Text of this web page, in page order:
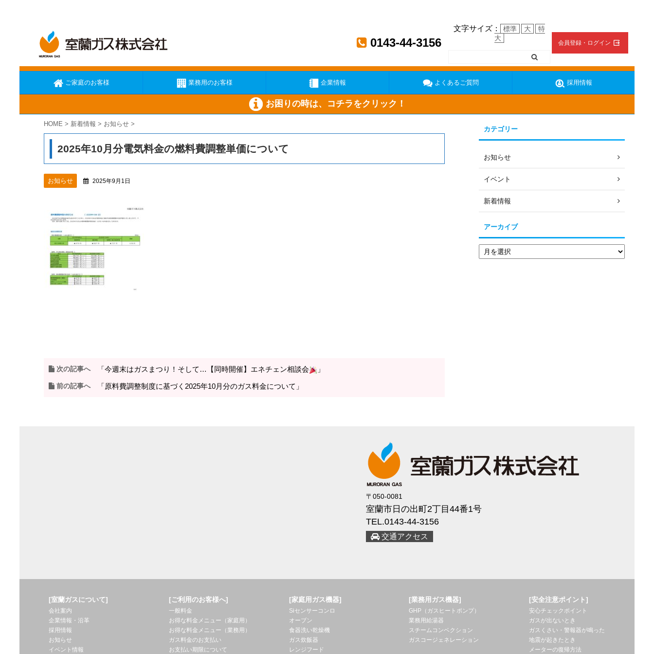
0143-44-3156
文字サイズ： 標準 大
特
大
会員登録・ログイン
ご家庭のお客様 業務用のお客様 企業情報 よくあるご質問 採用情報
お困りの時は、コチラをクリック！
ガス臭いと思ったら ガスが出ない
HOME > 新着情報 > お知らせ >
2025年10月分電気料金の燃料費調整単価について
お知らせ 2025年9月1日
次の記事へ 「今週末はガスまつり！そして…【同時開催】エネチェン相談会 」
前の記事へ 「原料費調整制度に基づく2025年10月分のガス料金について」
カテゴリー
お知らせ
イベント
新着情報
アーカイブ
〒050-0081
室蘭市日の出町2丁目44番1号
TEL.0143-44-3156
交通アクセス
[室蘭ガスについて]
会社案内
企業情報・沿革
採用情報
お知らせ
イベント情報
[ご利用のお客様へ]
一般料金
お得な料金メニュー（家庭用）
お得な料金メニュー（業務用）
ガス料金のお支払い
お支払い期限について
[家庭用ガス機器]
Siセンサーコンロ
オーブン
食器洗い乾燥機
ガス炊飯器
レンジフード
[業務用ガス機器]
GHP（ガスヒートポンプ）
業務用給湯器
スチームコンベクション
ガスコージェネレーション
[安全注意ポイント]
安心チェックポイント
ガスが出ないとき
ガスくさい・警報器が鳴った
地震が起きたとき
メーターの復帰方法